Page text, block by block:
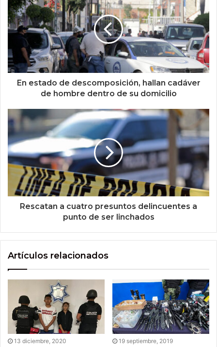
En estado de descomposición, hallan cadáver
de hombre dentro de su domicilio
Rescatan a cuatro presuntos delincuentes a
punto de ser linchados
Artículos relacionados
13 diciembre, 2020 19 septiembre, 2019